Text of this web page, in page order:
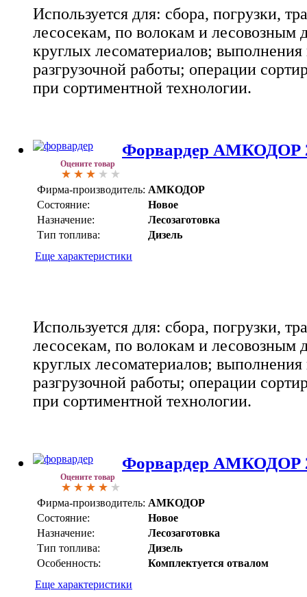
Используется для: сбора, погрузки,
лесосекам, по волокам и лесовозным
круглых лесоматериалов; выполнения
разгрузочной работы; операции
при сортиментной технологии.
Оцените товар
Форвардер АМКОДОР
Фирма-производитель: АМКОДОР
Состояние:
Новое
Назначение:
Лесозаготовка
Тип топлива:
Дизель
Еще характеристики
Используется для: сбора, погрузки,
лесосекам, по волокам и лесовозным
круглых лесоматериалов; выполнения
разгрузочной работы; операции
при сортиментной технологии.
Оцените товар
Форвардер АМКОДОР
Фирма-производитель: АМКОДОР
Состояние:
Новое
Назначение:
Лесозаготовка
Тип топлива:
Дизель
Особенность:
Комплектуется отвалом
Еще характеристики